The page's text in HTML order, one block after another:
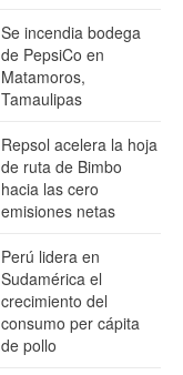
Se incendia bodega
de PepsiCo en
Matamoros,
Tamaulipas
Repsol acelera la hoja
de ruta de Bimbo
hacia las cero
emisiones netas
Perú lidera en
Sudamérica el
crecimiento del
consumo per cápita
de pollo